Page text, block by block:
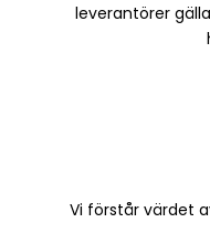
leverantörer
Vi förstår värdet